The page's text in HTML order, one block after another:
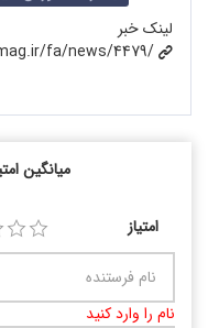
لینک خبر
fa/news/4479/
میانگین امتیاز
امتیاز
نام را وارد کنید